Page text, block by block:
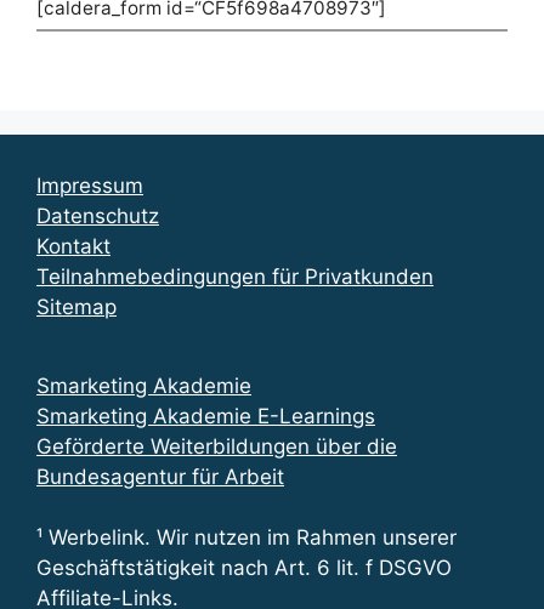
[caldera_form id=“CF5f698a4708973″]
Impressum
Datenschutz
Kontakt
Teilnahmebedingungen für Privatkunden
Sitemap
Smarketing Akademie
Smarketing Akademie E-Learnings
Geförderte Weiterbildungen über die
Bundesagentur für Arbeit
¹ Werbelink. Wir nutzen im Rahmen unserer
Geschäftstätigkeit nach Art. 6 lit. f DSGVO
Affiliate-Links.